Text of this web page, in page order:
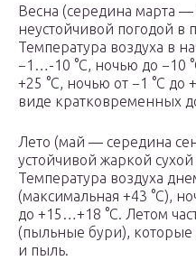
Весна (середина марта —
неустойчивой погодой в
Температура воздуха в
−1…-10 °C, ночью до −10
+25 °C, ночью от −1 °C до
виде кратковременных
Лето (май — середина
устойчивой жаркой
Температура воздуха
(максимальная +43 °C),
до +15…+18 °C. Летом
(пыльные бури), которые
и пыль.